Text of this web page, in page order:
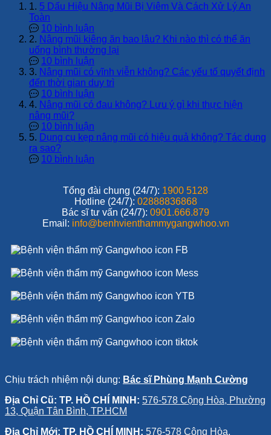
1. 5 Dấu Hiệu Nâng Mũi Bị Viêm Và Cách Xử Lý An
Toàn
10 bình luận
2. Nâng mũi kiêng ăn bao lâu? Khi nào thì có thể ăn
uống bình thường lại
10 bình luận
3. Nâng mũi có vĩnh viễn không? Các yếu tố quyết định
đến thời gian duy trì
10 bình luận
4. Nâng mũi có đau không? Lưu ý gì khi thực hiện
nâng mũi?
10 bình luận
5. Dụng cụ kẹp nâng mũi có hiệu quả không? Tác dụng
ra sao?
10 bình luận
Tổng đài chung (24/7): 1900 5128
Hotline (24/7): 02888836868
Bác sĩ tư vấn (24/7): 0901.666.879
Email: info@benhvienthammygangwhoo.vn
Chịu trách nhiệm nội dung: Bác sĩ Phùng Mạnh Cường
Địa Chỉ Cũ: TP. HỒ CHÍ MINH: 576-578 Cộng Hòa, Phường
13, Quận Tân Bình, TP.HCM
Địa Chỉ Mới: TP. HỒ CHÍ MINH: 576-578 Cộng Hòa,